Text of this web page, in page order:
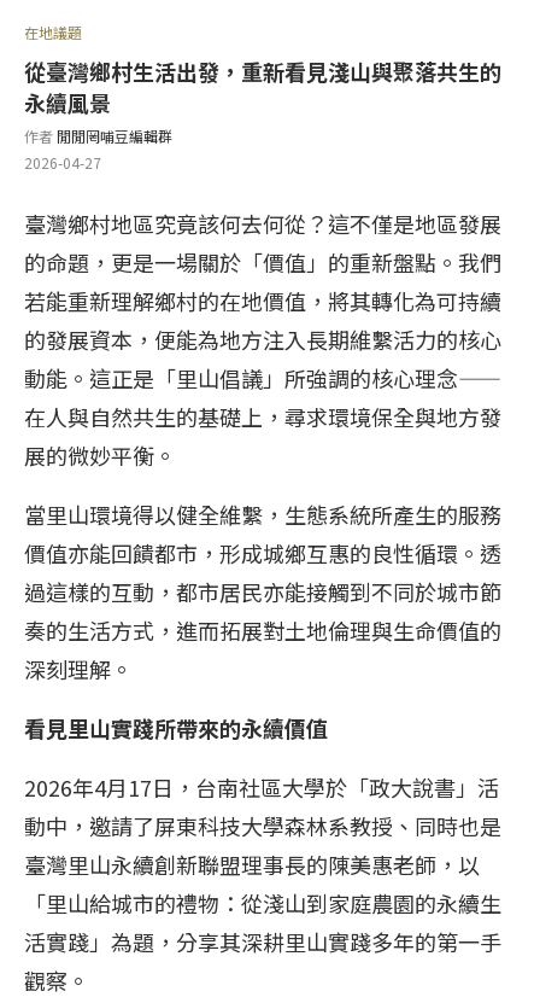
在地議題
從臺灣鄉村生活出發，重新看見淺山與聚落共生的
永續風景
作者 閒閒罔哺豆編輯群
2026-04-27
臺灣鄉村地區究竟該何去何從？這不僅是地區發展
的命題，更是一場關於「價值」的重新盤點。我們
若能重新理解鄉村的在地價值，將其轉化為可持續
的發展資本，便能為地方注入長期維繫活力的核心
動能。這正是「里山倡議」所強調的核心理念——
在人與自然共生的基礎上，尋求環境保全與地方發
展的微妙平衡。
當里山環境得以健全維繫，生態系統所產生的服務
價值亦能回饋都市，形成城鄉互惠的良性循環。透
過這樣的互動，都市居民亦能接觸到不同於城市節
奏的生活方式，進而拓展對土地倫理與生命價值的
深刻理解。
看見里山實踐所帶來的永續價值
2026年4月17日，台南社區大學於「政大說書」活
動中，邀請了屏東科技大學森林系教授、同時也是
臺灣里山永續創新聯盟理事長的陳美惠老師，以
「里山給城市的禮物：從淺山到家庭農園的永續生
活實踐」為題，分享其深耕里山實踐多年的第一手
觀察。